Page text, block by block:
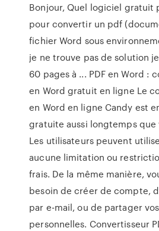
Bonjour, Quel logiciel gratuit
pour convertir un pdf
fichier Word sous
je ne trouve pas de solution
60 pages à ... PDF en Word :
en Word gratuit en ligne Le
en Word en ligne Candy est
gratuite aussi longtemps que
Les utilisateurs peuvent
aucune limitation ou
frais. De la même manière,
besoin de créer de compte,
par e-mail, ou de partager
personnelles. Convertisseur